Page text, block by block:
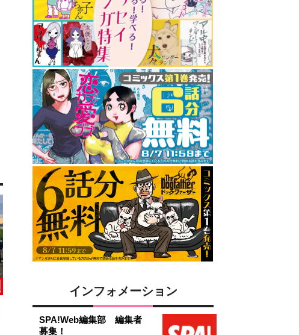
インフォメーション
SPA!Web編集部 編集者
募集！